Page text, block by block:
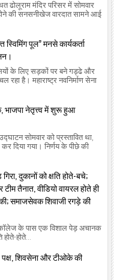
ढोलूराम मंदिर परिसर में सोमवार
की सनसनीखेज वारदात सामने आई
पूल” मनसे कार्यकर्ता
के लिए सड़कों पर बने गड्ढे और
है। महाराष्ट्र नवनिर्माण सेना
भाजपा नेतृत्त्व में शुरू हुआ
सोमवार को प्रस्तावित था,
गया। निर्णय के पीछे की
दुकानों को क्षति होते-बचे;
तैनात, वीडियो वायरल होते ही
की; समाजसेवक शिवाजी रगड़े की
के पास एक विशाल पेड़ अचानक
होते-होते...
पक्ष, शिवसेना और टीओके की